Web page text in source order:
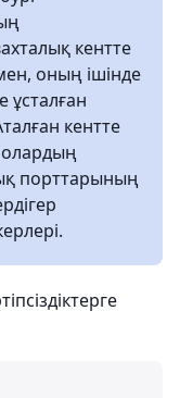
кентте
оның ішінде
ұсталған
кентте
порттарының